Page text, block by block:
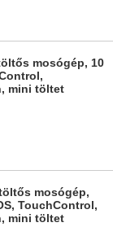
mosógép, 10
mini töltet
mosógép,
TouchControl,
mini töltet